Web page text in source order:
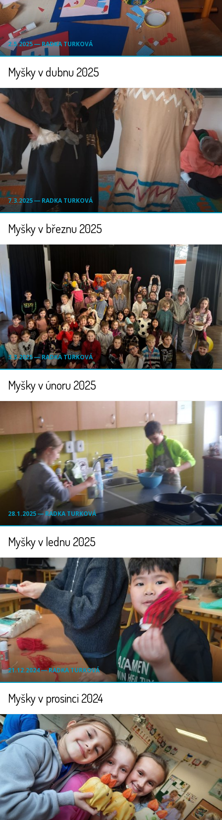
2.5.2025 ― RADKA TURKOVÁ
Myšky v dubnu 2025
7.3.2025 ― RADKA TURKOVÁ
Myšky v březnu 2025
3.3.2025 ― RADKA TURKOVÁ
Myšky v únoru 2025
28.1.2025 ― RADKA TURKOVÁ
Myšky v lednu 2025
21.12.2024 ― RADKA TURKOVÁ
Myšky v prosinci 2024